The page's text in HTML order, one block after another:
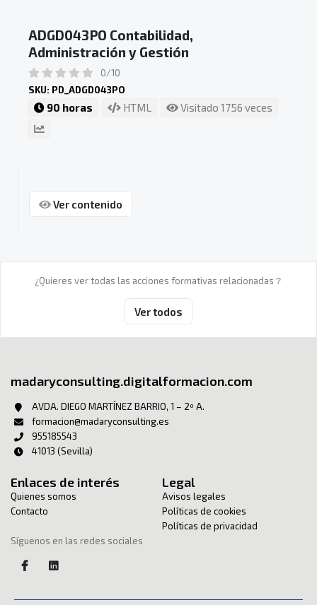
ADGD043PO Contabilidad,
Administración y Gestión
0/10
SKU: PD_ADGD043PO
90 horas HTML Visitado 1756 veces
Ver contenido
¿Quieres ver todas las acciones formativas relacionadas？
Ver todos
madaryconsulting.digitalformacion.com
AVDA. DIEGO MARTÍNEZ BARRIO, 1 – 2º A.
formacion@madaryconsulting.es
955185543
41013 (Sevilla)
Enlaces de interés
Quienes somos
Contacto
Legal
Avisos legales
Políticas de cookies
Políticas de privacidad
Síguenos en las redes sociales